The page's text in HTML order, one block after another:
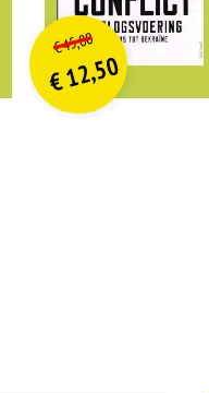
€45,00O
orspr
onkelijke
prijs
was:
€ 45,00.
€12,50
Huidige
prijs
is:€ 12,50.